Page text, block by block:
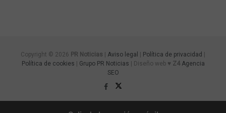
Copyright © 2026 PR Noticias Aviso legal Política de privacidad
Política de cookies
Grupo PR Noticias | Diseño web ♥ Z4 Agencia
SEO